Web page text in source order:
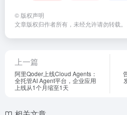
© 版权声明
文章版权归作者所有，未经允许请勿转载。
上一篇
阿里Qoder上线Cloud Agents：
全托管AI Agent平台，企业应用
上线从1个月缩至1天